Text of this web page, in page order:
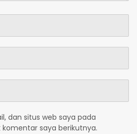
dan situs web saya pada
saya berikutnya.